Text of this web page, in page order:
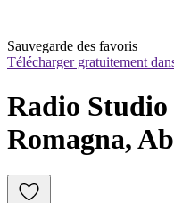
Sauvegarde des favoris
Télécharger gratuitement
Radio
Romagna,